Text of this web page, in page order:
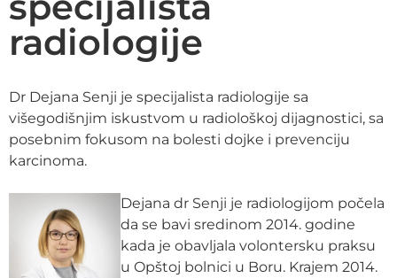
radiologije
Dr Dejana Senji je specijalista radiologije sa
višegodišnjim iskustvom u radiološkoj dijagnostici, sa
posebnim fokusom na bolesti dojke i prevenciju
karcinoma.
Dejana dr Senji je radiologijom počela
da se bavi sredinom 2014. godine
kada je obavljala volontersku praksu
u Opštoj bolnici u Boru. Krajem 2014.